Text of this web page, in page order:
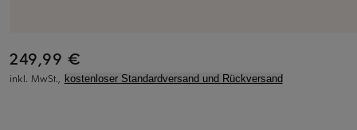
249,99 €
inkl. MwSt., kostenloser Standardversand und Rückversand